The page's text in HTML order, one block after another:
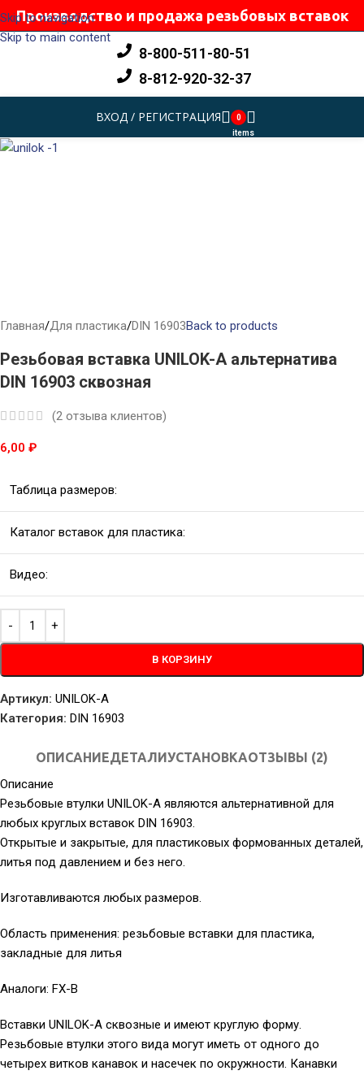
Skip to navigation
Skip to main content
Производство и продажа резьбовых вставок
8-800-511-80-51
8-812-920-32-37
ВХОД / РЕГИСТРАЦИЯ
0
items
Главная/Для пластика/DIN 16903Back to products
Резьбовая вставка UNILOK-A альтернатива
DIN 16903 сквозная
(2 отзыва клиентов)
6,00 ₽
Таблица размеров:
Каталог вставок для пластика:
Видео:
В КОРЗИНУ
Артикул: UNILOK-A
Категория: DIN 16903
ОПИСАНИЕДЕТАЛИУСТАНОВКАОТЗЫВЫ (2)
Описание
Резьбовые втулки UNILOK-A являются альтернативной для
любых круглых вставок DIN 16903.
Открытые и закрытые, для пластиковых формованных деталей,
литья под давлением и без него.
Изготавливаются любых размеров.
Область применения: резьбовые вставки для пластика,
закладные для литья
Аналоги: FX-B
Вставки UNILOK-A сквозные и имеют круглую форму.
Резьбовые втулки этого вида могут иметь от одного до
четырех витков канавок и насечек по окружности. Канавки